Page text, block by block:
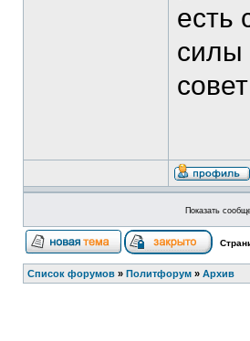
есть
силы
Показать
Список форумов » Политфорум » Архив